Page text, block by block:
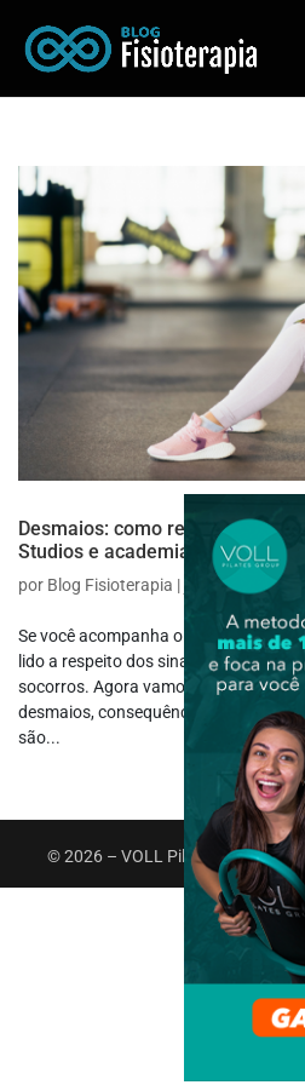
Desmaios: como realizar os
Studios e academias?
por Blog Fisioterapia | jan 6, 2023|
Se você acompanha o Blog
lido a respeito dos sinais vitais e
socorros. Agora vamos dar
desmaios, consequência de uma
são...
© 2026 – VOLL Pilates Group.